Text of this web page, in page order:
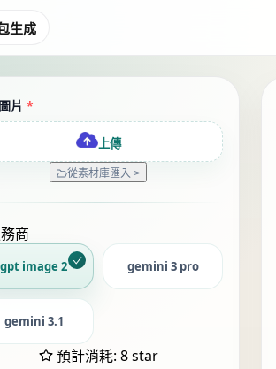
生成
片 *
上傳
從素材庫匯入 >
商
gpt image 2 gemini 3 pro
gemini 3.1
預計消耗: 8 star